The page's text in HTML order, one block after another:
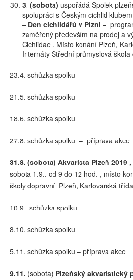
3. (sobota) uspořádá Spolek
spolupráci s Českým cichlid klubem
– Den cichlidářů v Plzni –
zaměřený především na prodej a
Cichlidae . Místo konání Plzeň,
Internáty Střední průmyslová škola
23.4. schůzka spolku
21.5. schůzka spolku
18.6. schůzka spolku
27.8. schůzka spolku – příprava akce
31.8. (sobota) Akvarista Plzeň 2019
sobota 1.9.. od 9 do 12 hod. , místo
školy dopravní Plzeň, Karlovarská
10.9. schůzka spolku
8.10. schůzka spolku
5.11. schůzka spolku – příprava akce
9.11. (sobota) Plzeňský akvaristický